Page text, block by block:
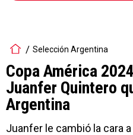
Selección Argentina
Copa América
Juanfer Quintero
Argentina
Juanfer le cambió la cara